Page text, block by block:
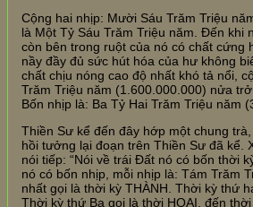
Cộng hai nhịp: Mười Sáu Trăm Triệu
là Một Tỷ Sáu Trăm Triệu năm. Đến khi
còn bên trong ruột của nó có chất cứng
nầy đầy đủ sức hút hóa của hư không
chất chịu nóng cao độ nhất khó tả nổi,
Trăm Triệu năm (1.600.000.000) nửa
Bốn nhịp là: Ba Tỷ Hai Trăm Triệu năm
Thiền Sư kể đến đây hớp một chung
hồi tưởng lại đoạn trên Thiền Sư đã kể.
nói tiếp: “Nói về trái Đất nó có bốn thời
nó có bốn nhịp, mỗi nhịp là: Tám Trăm
nhất gọi là thời kỳ THÀNH. Thời kỳ thứ
Thời kỳ thứ Ba gọi là thời HOẠI, đến